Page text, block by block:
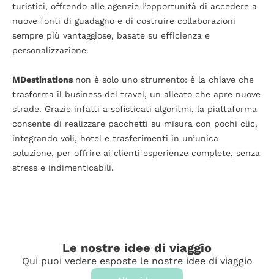
turistici, offrendo alle agenzie l’opportunità di accedere a
nuove fonti di guadagno e di costruire collaborazioni
sempre più vantaggiose, basate su efficienza e
personalizzazione.
MDestinations non è solo uno strumento: è la chiave che
trasforma il business del travel, un alleato che apre nuove
strade. Grazie infatti a sofisticati algoritmi, la piattaforma
consente di realizzare pacchetti su misura con pochi clic,
integrando voli, hotel e trasferimenti in un’unica
soluzione, per offrire ai clienti esperienze complete, senza
stress e indimenticabili.
Le nostre idee di viaggio
Qui puoi vedere esposte le nostre idee di viaggio